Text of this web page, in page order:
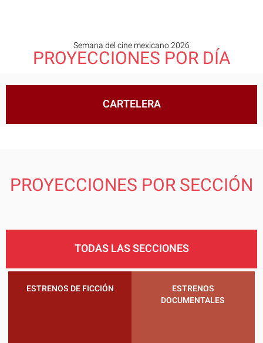
Semana del cine mexicano 2026
PROYECCIONES POR DÍA
CARTELERA
PROYECCIONES POR SECCIÓN
TODAS LAS SECCIONES
ESTRENOS DE FICCIÓN
ESTRENOS
DOCUMENTALES